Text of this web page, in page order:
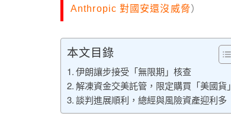
Anthropic 對國安還沒威脅）
本文目錄
伊朗讓步接受「無限期」核查
解凍資金交美託管，限定購買「美國貨」
談判進展順利，總經與風險資產迎利多